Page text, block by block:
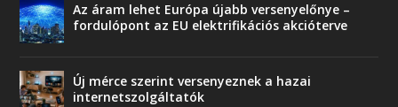
Az áram lehet Európa újabb versenyelőnye –
fordulópont az EU elektrifikációs akcióterve
Új mérce szerint versenyeznek a hazai
internetszolgáltatók